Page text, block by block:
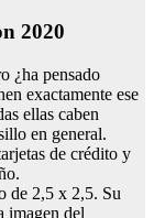
2020
¿ha pensado
exactamente ese
ellas caben
en general.
de crédito y
de 2,5 x 2,5. Su
imagen del